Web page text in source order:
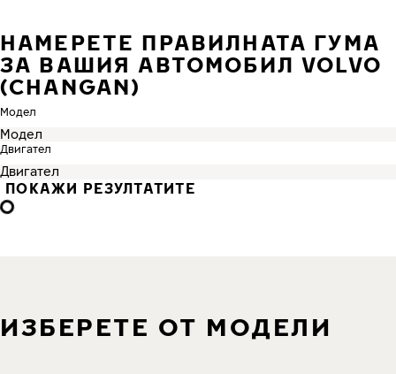
НАМЕРЕТЕ ПРАВИЛНАТА ГУМА
ЗА ВАШИЯ АВТОМОБИЛ VOLVO
(CHANGAN)
Модел
Двигател
ПОКАЖИ РЕЗУЛТАТИТЕ
ИЗБЕРЕТЕ ОТ МОДЕЛИ